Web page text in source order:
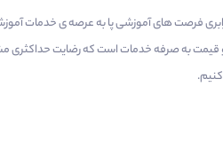
عمومی و برابری فرصت های آموزشی پا به عرصه ی
به صرفه خدمات است که رضایت حداکثری